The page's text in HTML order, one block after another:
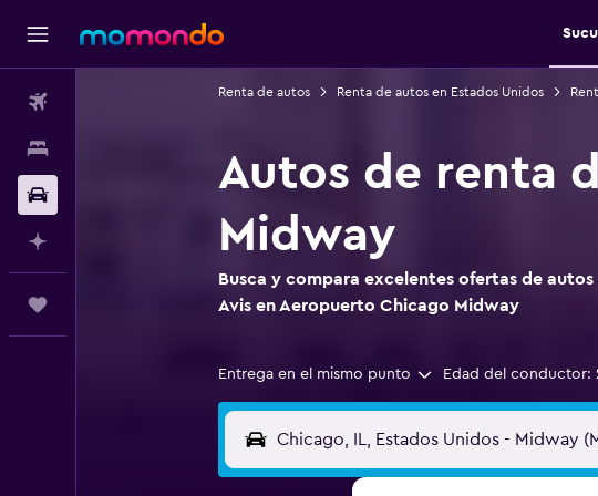
Renta de autos Renta de autos en Estados Unidos
Autos de renta
Midway
Busca y compara excelentes ofertas de
Avis en Aeropuerto Chicago Midway
Entrega en el mismo punto Edad del conductor: